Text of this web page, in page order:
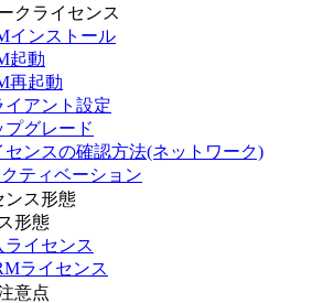
クライセンス
インストール
起動
再起動
イアント設定
プグレード
センスの確認方法(ネットワーク)
ティベーション
ンス形態
形態
ライセンス
ライセンス
意点